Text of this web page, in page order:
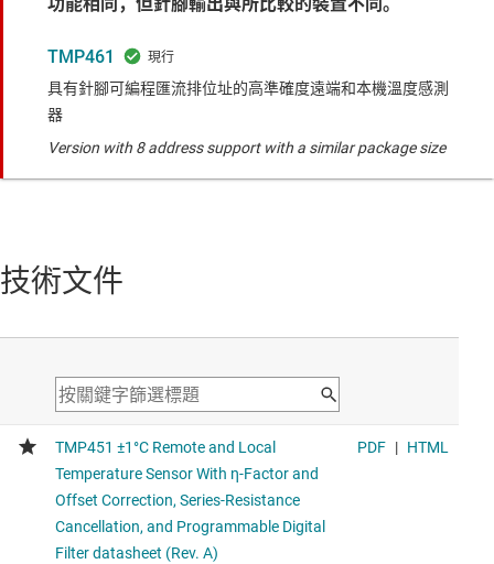
功能相同，但針腳輸出與所比較的裝置不同。
TMP461
具有針腳可編程匯流排位址的高準確度遠端和本機溫度感測
器
Version with 8 address support with a similar package size
技術文件